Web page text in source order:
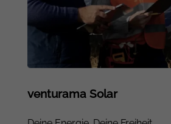
venturama Solar